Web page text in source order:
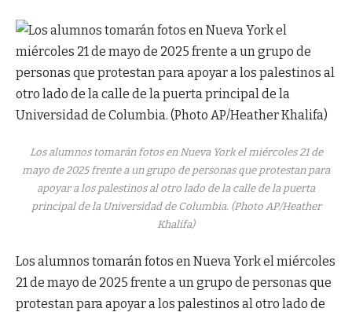
Los alumnos tomarán fotos en Nueva York el miércoles 21 de
mayo de 2025 frente a un grupo de personas que protestan para
apoyar a los palestinos al otro lado de la calle de la puerta
principal de la Universidad de Columbia. (Photo AP/Heather
Khalifa)
Los alumnos tomarán fotos en Nueva York el miércoles
21 de mayo de 2025 frente a un grupo de personas que
protestan para apoyar a los palestinos al otro lado de